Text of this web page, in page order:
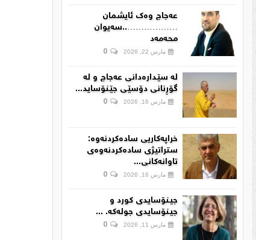
عەجاج وەک ئایشمان
………………..سەیوان
محەمەد
مارس 22, 2026 0
لە سێدارەدانی عەجاج و لە
گۆڕنانی دۆسێی جێنۆساید...
مارس 16, 2026 0
خراپەکاریی سادەکردنەوە:
ستراتیژی سادەکردنەوەی
تاوانەکانی...
مارس 16, 2026 0
جینۆسایدی کورد و
جینۆسایدی جولەکە. ...
مارس 11, 2026 0